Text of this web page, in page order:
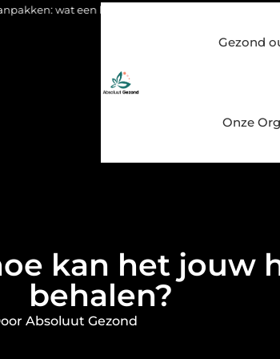
vandaag de dag kan betekenen
Gezond
Onze
kan het jouw
behalen?
Absoluut Gezond